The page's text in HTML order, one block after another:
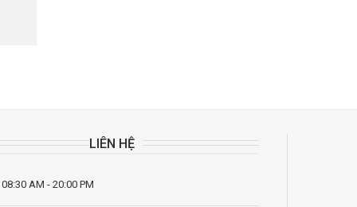
LIÊN HỆ
AM - 20:00 PM